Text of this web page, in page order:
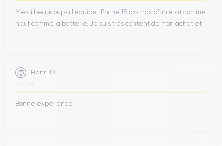
Merci beaucoup à l’équipe, iPhone 15 pro max d’un état comme
neuf comme la batterie. Je suis très content de mon achat et
Henri D.
12/07/26
Bonne expérience